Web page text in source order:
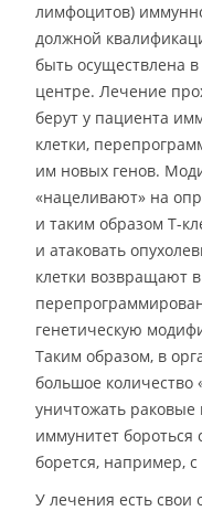
лимфоцитов)
должной
быть осуществлена
центре. Лечение
берут у пациента
клетки,
им новых генов.
«нацеливают» на
и таким образом Т-
и атаковать
клетки возвращают
генетическую
Таким образом, в
большое количество
уничтожать раковые
иммунитет бороться
борется, например, с
У лечения есть свои